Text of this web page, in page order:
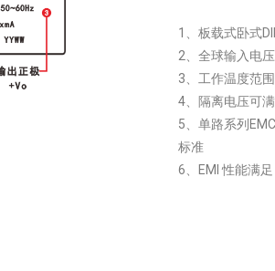
1、板载式卧式
2、全球输入电
3、工作温度范
4、隔离电压可
5、单路系列
标准
6、EMI 性能满